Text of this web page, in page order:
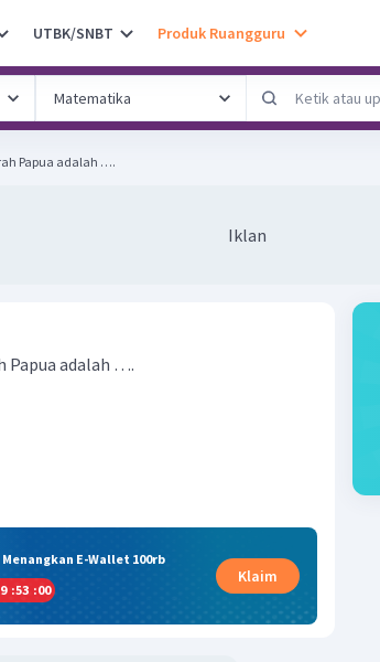
UTBK/SNBT Produk Ruangguru
Papua adalah ….
Iklan
Papua adalah ….
E-Wallet 100rb
:53 :00
Klaim